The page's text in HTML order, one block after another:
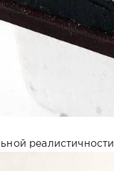
реалистичности